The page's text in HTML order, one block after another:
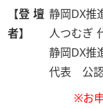
【登 壇
者】
静岡DX推
人つむぎ
静岡DX
代表 公
※お